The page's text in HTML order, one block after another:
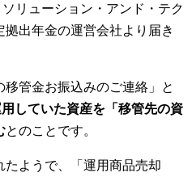
リューション・アンド・テク
出年金の運営会社より届き
管金お振込みのご連絡」と
していた資産を「移管先の資
とのことです。
ようで、「運用商品売却